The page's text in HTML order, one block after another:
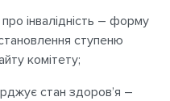
інвалідність – форму
ступеню
комітету;
стан здоров’я –